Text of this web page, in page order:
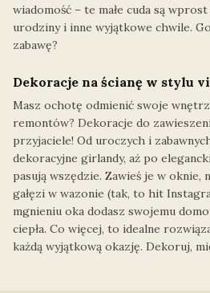
wiadomość – te małe cuda są
urodziny i inne wyjątkowe chwile.
zabawę?
Dekoracje na ścianę w stylu
Masz ochotę odmienić swoje
remontów? Dekoracje do
przyjaciele! Od uroczych i
dekoracyjne girlandy, aż po
pasują wszędzie. Zawieś je w oknie,
gałęzi w wazonie (tak, to hit
mgnieniu oka dodasz swojemu
ciepła. Co więcej, to idealne
każdą wyjątkową okazję. Dekoruj,